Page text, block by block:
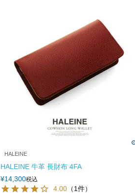
HALEINE
HALEINE 牛革 長財布 4FA
¥14,300税込
4.00 （1件）